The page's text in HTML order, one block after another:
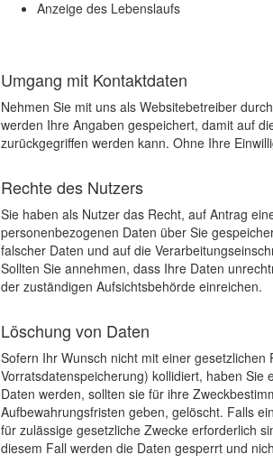
Anzeige des Lebenslaufs
Umgang mit Kontaktdaten
Nehmen Sie mit uns als Websitebetreiber
werden Ihre Angaben gespeichert, damit auf
zurückgegriffen werden kann. Ohne Ihre
Rechte des Nutzers
Sie haben als Nutzer das Recht, auf Antrag
personenbezogenen Daten über Sie
falscher Daten und auf die
Sollten Sie annehmen, dass Ihre Daten
der zuständigen Aufsichtsbehörde einreichen.
Löschung von Daten
Sofern Ihr Wunsch nicht mit einer
Vorratsdatenspeicherung) kollidiert, haben
Daten werden, sollten sie für ihre
Aufbewahrungsfristen geben, gelöscht. Falls
für zulässige gesetzliche Zwecke erforderlich
diesem Fall werden die Daten gesperrt und